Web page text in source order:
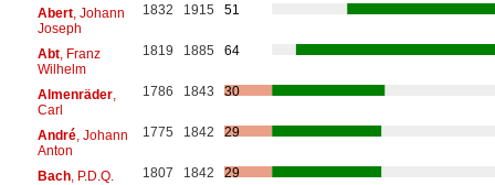
Abert, Johann
Joseph
1832 1915 51
Abt, Franz
Wilhelm
1819 1885 64
Almenräder,
Carl
1786 1843 30
André, Johann
Anton
1775 1842 29
Bach, P.D.Q. 1807 1842
29